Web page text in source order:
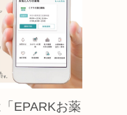
EPARKお薬